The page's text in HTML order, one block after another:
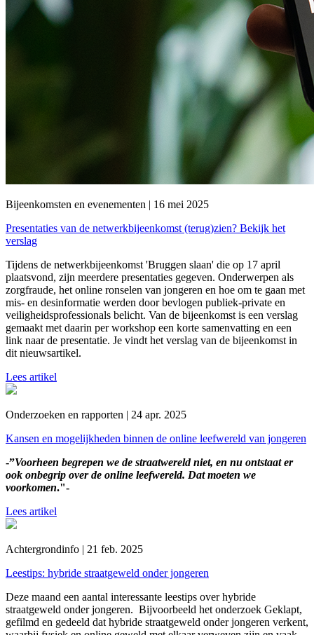
Bijeenkomsten en evenementen | 16 mei 2025
Presentaties van de netwerkbijeenkomst (terug)zien? Bekijk het
verslag
Tijdens de netwerkbijeenkomst 'Bruggen slaan' die op 17 april
plaatsvond, zijn meerdere presentaties gegeven. Onderwerpen als
zorgfraude, het online ronselen van jongeren en hoe om te gaan met
mis- en desinformatie werden door bevlogen publiek-private en
veiligheidsprofessionals belicht. Van de bijeenkomst is een verslag
gemaakt met daarin per workshop een korte samenvatting en een
link naar de presentatie. Je vindt het verslag van de bijeenkomst in
dit nieuwsartikel.
Lees artikel
Onderzoeken en rapporten | 24 apr. 2025
Kansen en mogelijkheden binnen de online leefwereld van jongeren
-”Voorheen begrepen we de straatwereld niet, en nu ontstaat er
ook onbegrip over de online leefwereld. Dat moeten we
voorkomen."-
Lees artikel
Achtergrondinfo | 21 feb. 2025
Leestips: hybride straatgeweld onder jongeren
Deze maand een aantal interessante leestips over hybride
straatgeweld onder jongeren. Bijvoorbeeld het onderzoek Geklapt,
gefilmd en gedeeld dat hybride straatgeweld onder jongeren verkent,